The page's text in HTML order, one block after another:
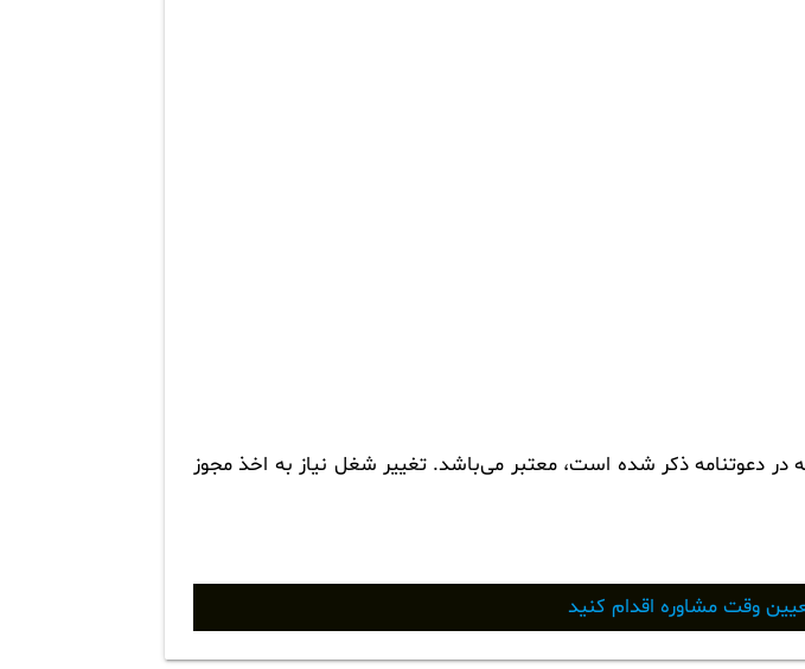
دعوتنامه ذکر شده است، معتبر می‌باشد. تغییر شغل نیاز به اخذ مجوز
وقت مشاوره اقدام کنید